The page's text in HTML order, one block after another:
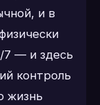
и в
7 — и здесь
контроль
жизнь